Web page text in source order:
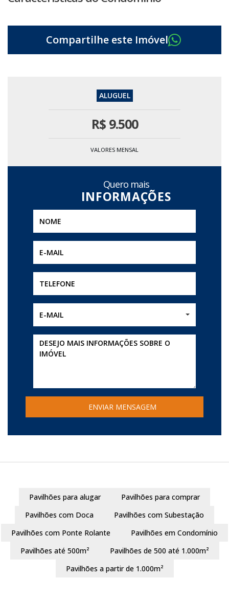
R$9.500
VALORES MENSAL
Quero mais
E-MAIL
Pavilhões para alugar
Pavilhões para comprar
Pavilhões com Doca
Pavilhões com Subestação
Pavilhões com Ponte Rolante
Pavilhões em Condomínio
Pavilhões até 500m²
Pavilhões de 500 até 1.000m²
Pavilhões a partir de 1.000m²